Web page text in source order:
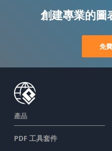
創建專業的圖
免
產品
PDF 工具套件